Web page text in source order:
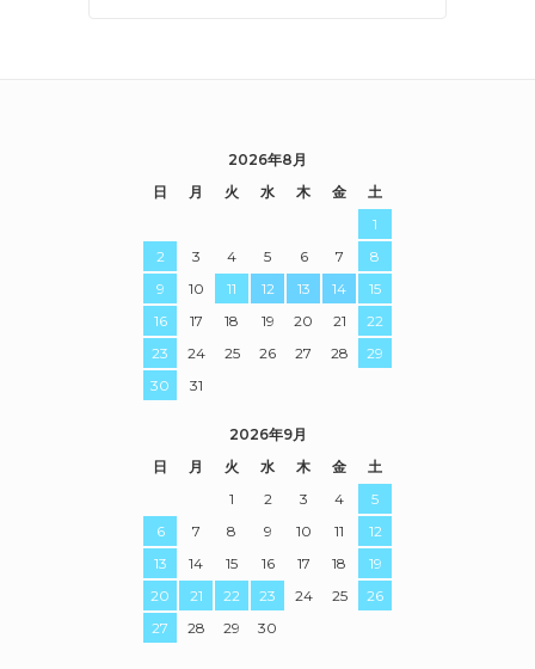
2026年8月
日
月 火 水 木 金
土
1
2
3 4 5 6 7
8
9
10 11 12 13 14
15
16
17 18 19 20 21
22
23
24 25 26 27 28
29
30
31
2026年9月
日
月 火 水 木 金
土
1
2 3 4
5
6
7 8 9 10 11
12
13
14 15 16 17 18
19
20
21 22 23 24 25
26
27
28 29 30